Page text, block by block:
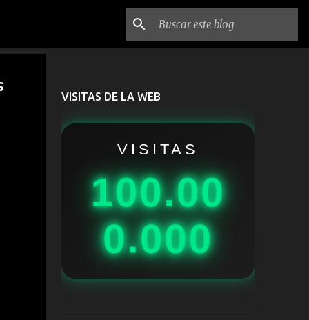
VISITAS DE LA WEB
VISITAS
100.00
0.000